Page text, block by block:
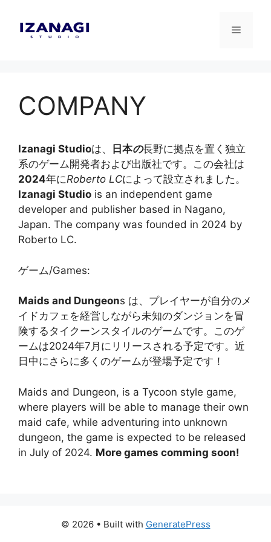
content
Menu
COMPANY
Izanagi Studioは、 日本の長野に拠点を置く独立
系のゲーム開発者および出版社です。この会社は
2024年にRoberto LCによって設立されました。
Izanagi Studio is an independent game
developer and publisher based in Nagano,
Japan. The company was founded in 2024 by
Roberto LC.
ゲーム/Games:
Maids and Dungeons は、プレイヤーが自分のメ
イドカフェを経営しながら未知のダンジョンを冒
険するタイクーンスタイルのゲームです。このゲ
ームは2024年7月にリリースされる予定です。近
日中にさらに多くのゲームが登場予定です！
Maids and Dungeon, is a Tycoon style game,
where players will be able to manage their own
maid cafe, while adventuring into unknown
dungeon, the game is expected to be released
in July of 2024. More games comming soon!
© 2026 • Built with GeneratePress